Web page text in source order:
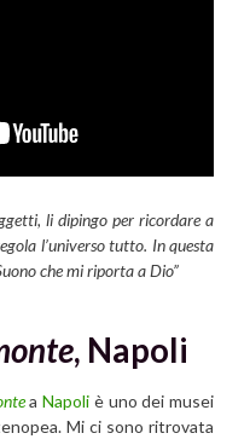
li dipingo per ricordare a
l’universo tutto. In questa
che mi riporta a Dio”
, Napoli
aNapoli è uno dei musei
Mi ci sono ritrovata